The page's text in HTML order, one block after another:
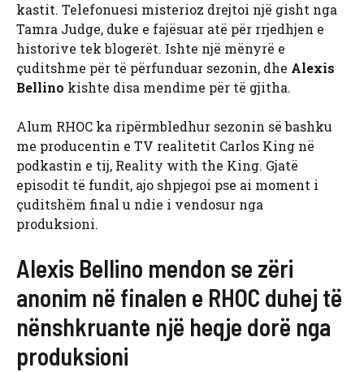
kastit. Telefonuesi misterioz drejtoi një gisht nga
Tamra Judge, duke e fajësuar atë për rrjedhjen e
historive tek blogerët. Ishte një mënyrë e
çuditshme për të përfunduar sezonin, dhe Alexis
Bellino kishte disa mendime për të gjitha.
Alum RHOC ka ripërmbledhur sezonin së bashku
me producentin e TV realitetit Carlos King në
podkastin e tij, Reality with the King. Gjatë
episodit të fundit, ajo shpjegoi pse ai moment i
çuditshëm final u ndie i vendosur nga
produksioni.
Alexis Bellino mendon se zëri
anonim në finalen e RHOC duhej të
nënshkruante një heqje dorë nga
produksioni